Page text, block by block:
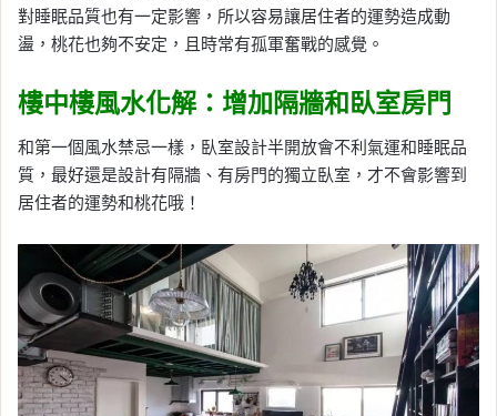
對睡眠品質也有一定影響，所以容易讓居住者的運勢造成動
盪，桃花也夠不安定，且時常有孤軍奮戰的感覺。
樓中樓風水化解：增加隔牆和臥室房門
和第一個風水禁忌一樣，臥室設計半開放會不利氣運和睡眠品
質，最好還是設計有隔牆、有房門的獨立臥室，才不會影響到
居住者的運勢和桃花哦！